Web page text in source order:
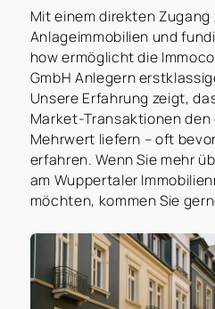
Mit einem direkten
Anlageimmobilien und
how ermöglicht die
GmbH Anlegern
Unsere Erfahrung zeigt,
Market-Transaktionen
Mehrwert liefern – oft
erfahren. Wenn Sie mehr
am Wuppertaler
möchten, kommen Sie